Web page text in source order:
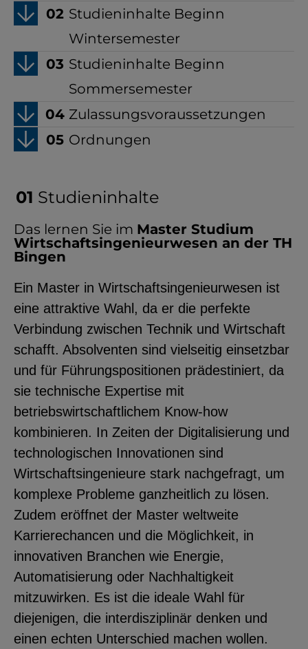
Studieninhalte Beginn
Wintersemester
Studieninhalte Beginn
Sommersemester
Zulassungsvoraussetzungen
Ordnungen
Studieninhalte
Das lernen Sie im Master Studium
Wirtschaftsingenieurwesen an der TH
Bingen
Ein Master in Wirtschaftsingenieurwesen ist
eine attraktive Wahl, da er die perfekte
Verbindung zwischen Technik und Wirtschaft
schafft. Absolventen sind vielseitig einsetzbar
und für Führungspositionen prädestiniert, da
sie technische Expertise mit
betriebswirtschaftlichem Know-how
kombinieren. In Zeiten der Digitalisierung und
technologischen Innovationen sind
Wirtschaftsingenieure stark nachgefragt, um
komplexe Probleme ganzheitlich zu lösen.
Zudem eröffnet der Master weltweite
Karrierechancen und die Möglichkeit, in
innovativen Branchen wie Energie,
Automatisierung oder Nachhaltigkeit
mitzuwirken. Es ist die ideale Wahl für
diejenigen, die interdisziplinär denken und
einen echten Unterschied machen wollen.